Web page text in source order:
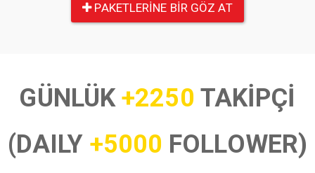
PAKETLERINE BIR GÖZ AT
GÜNLÜK+2250 TAKİPÇİ
(DAILY +5000 FOLLOWER)